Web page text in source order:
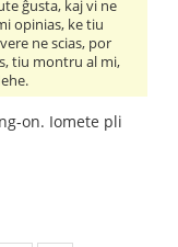
ĝusta, kaj vi ne
opinias, ke tiu
ne scias, por
tiu montru al mi,
on. Iomete pli